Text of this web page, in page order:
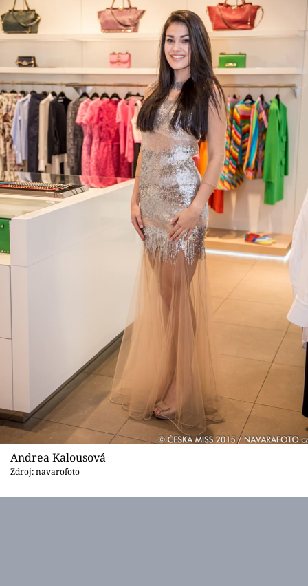
Andrea Kalousová
Zdroj: navarofoto